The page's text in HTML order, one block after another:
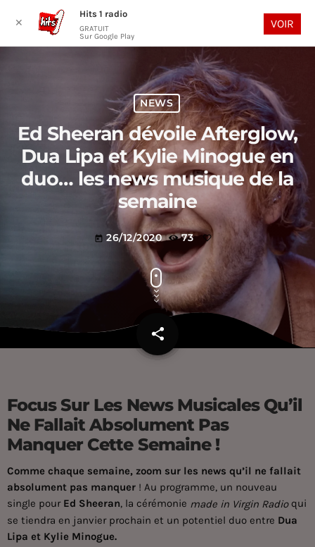
play_arrow
NEWS
Ed Sheeran dévoile Afterglow,
Dua Lipa et Kylie Minogue en
duo… les news musique de la
semaine
today 26/12/2020 73
share
email
Focus Sur Les News Musicales Qu’il
Ne Fallait Absolument Pas
Manquer Cette Semaine !
Comme chaque semaine, zoom sur les news qu’il ne fallait
absolument pas manquer ! Au programme, un nouveau
single pour Ed Sheeran, la cérémonie made in Virgin Radioqui
se tiendra en janvier prochain et un potentiel duo entre Dua
Lipa et Kylie Minogue.
✕
Hits 1 radio
GRATUIT
Sur Google Play
VOIR